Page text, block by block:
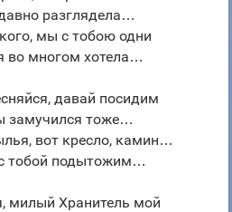
разглядела…
мы с тобою одни
во многом хотела…
давай посидим
замучился тоже…
вот кресло, камин…
тобой подытожим…
милый Хранитель мой